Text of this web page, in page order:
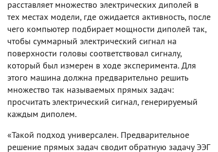
расставляет множество электрических диполей в
тех местах модели, где ожидается активность, после
чего компьютер подбирает мощности диполей так,
чтобы суммарный электрический сигнал на
поверхности головы соответствовал сигналу,
который был измерен в ходе эксперимента. Для
этого машина должна предварительно решить
множество так называемых прямых задач:
просчитать электрический сигнал, генерируемый
каждым диполем.
«Такой подход универсален. Предварительное
решение прямых задач сводит обратную задачу ЭЭГ